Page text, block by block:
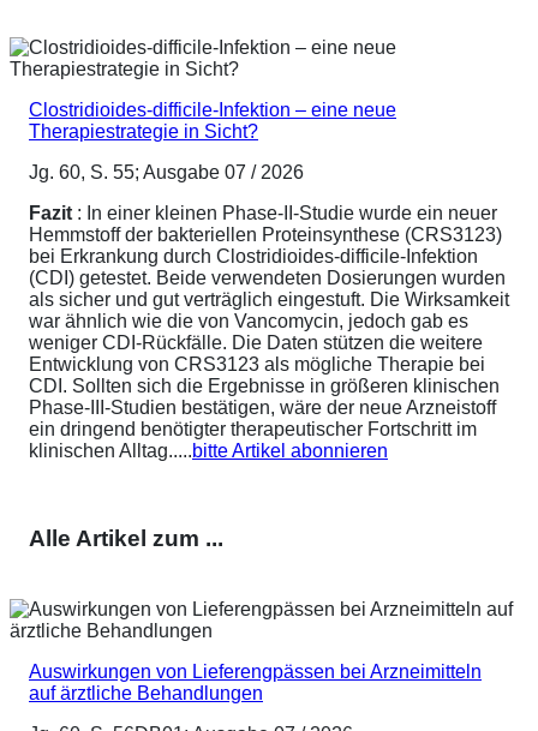
Clostridioides-difficile-Infektion – eine neue
Therapiestrategie in Sicht?
Jg. 60, S. 55; Ausgabe 07 / 2026
Fazit : In einer kleinen Phase-II-Studie wurde ein neuer
Hemmstoff der bakteriellen Proteinsynthese (CRS3123)
bei Erkrankung durch Clostridioides-difficile-Infektion
(CDI) getestet. Beide verwendeten Dosierungen wurden
als sicher und gut verträglich eingestuft. Die Wirksamkeit
war ähnlich wie die von Vancomycin, jedoch gab es
weniger CDI-Rückfälle. Die Daten stützen die weitere
Entwicklung von CRS3123 als mögliche Therapie bei
CDI. Sollten sich die Ergebnisse in größeren klinischen
Phase-III-Studien bestätigen, wäre der neue Arzneistoff
ein dringend benötigter therapeutischer Fortschritt im
klinischen Alltag.....bitte Artikel abonnieren
Alle Artikel zum ...
Auswirkungen von Lieferengpässen bei Arzneimitteln
auf ärztliche Behandlungen